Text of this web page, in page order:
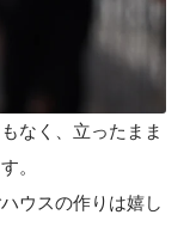
なく、立ったまま
。
ウスの作りは嬉し